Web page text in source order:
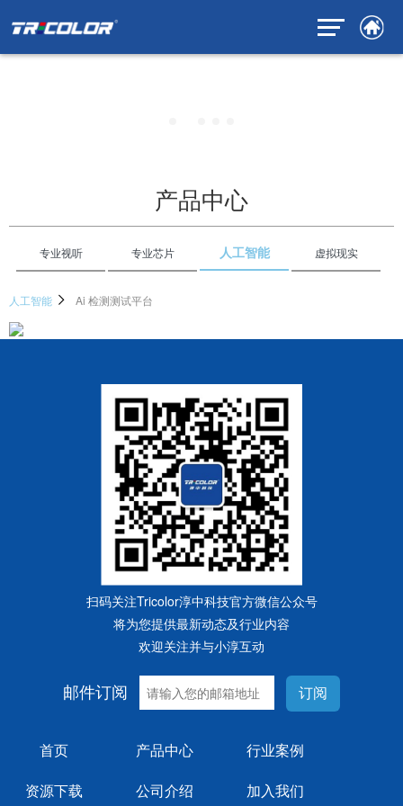
产品中心
专业视听 专业芯片 人工智能 虚拟现实
人工智能 Ai 检测测试平台
扫码关注Tricolor淳中科技官方微信公众号
将为您提供最新动态及行业内容
欢迎关注并与小淳互动
邮件订阅 订阅
首页 产品中心
行业案例
资源下载
公司介绍 加入我们